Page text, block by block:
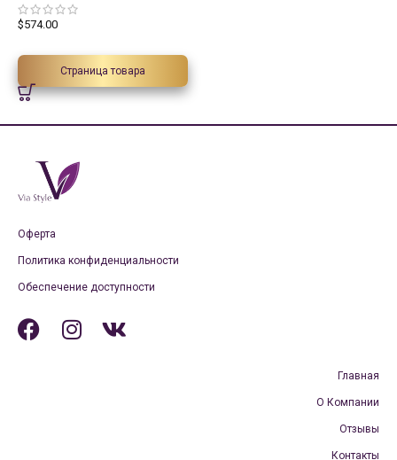
$574.00
Страница товара
Оферта
Политика конфиденциальности
Обеспечение доступности
Главная
О Компании
Отзывы
Контакты